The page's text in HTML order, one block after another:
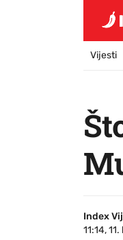
Vijesti
Index
11:14,